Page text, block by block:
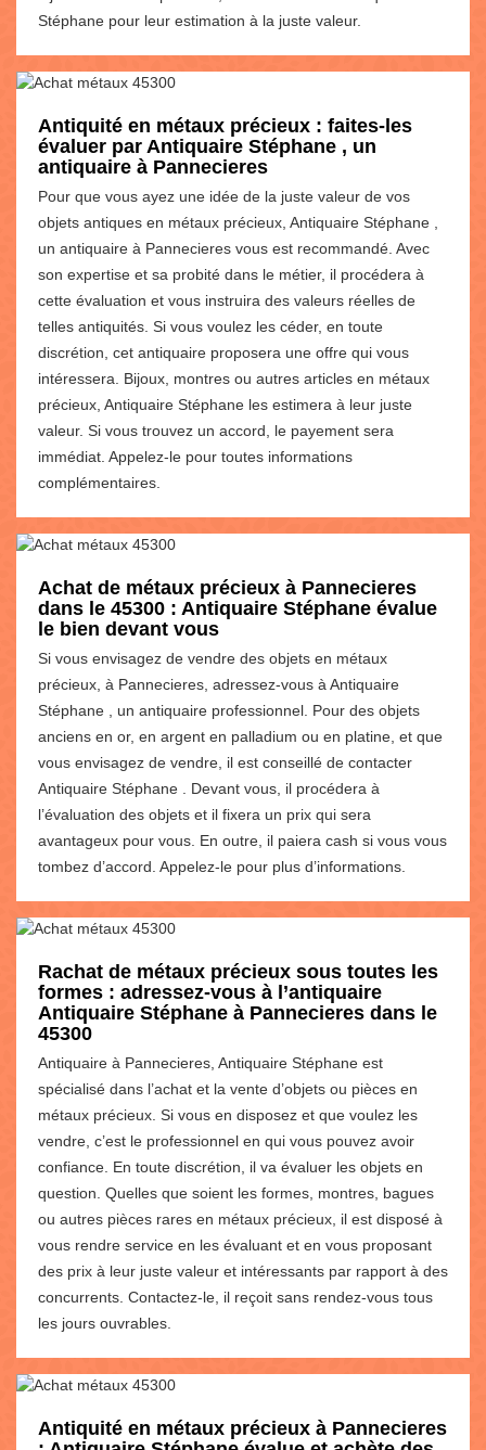
Stéphane pour leur estimation à la juste valeur.
Antiquité en métaux précieux : faites-les
évaluer par Antiquaire Stéphane , un
antiquaire à Pannecieres
Pour que vous ayez une idée de la juste valeur de vos
objets antiques en métaux précieux, Antiquaire Stéphane ,
un antiquaire à Pannecieres vous est recommandé. Avec
son expertise et sa probité dans le métier, il procédera à
cette évaluation et vous instruira des valeurs réelles de
telles antiquités. Si vous voulez les céder, en toute
discrétion, cet antiquaire proposera une offre qui vous
intéressera. Bijoux, montres ou autres articles en métaux
précieux, Antiquaire Stéphane les estimera à leur juste
valeur. Si vous trouvez un accord, le payement sera
immédiat. Appelez-le pour toutes informations
complémentaires.
Achat de métaux précieux à Pannecieres
dans le 45300 : Antiquaire Stéphane évalue
le bien devant vous
Si vous envisagez de vendre des objets en métaux
précieux, à Pannecieres, adressez-vous à Antiquaire
Stéphane , un antiquaire professionnel. Pour des objets
anciens en or, en argent en palladium ou en platine, et que
vous envisagez de vendre, il est conseillé de contacter
Antiquaire Stéphane . Devant vous, il procédera à
l’évaluation des objets et il fixera un prix qui sera
avantageux pour vous. En outre, il paiera cash si vous vous
tombez d’accord. Appelez-le pour plus d’informations.
Rachat de métaux précieux sous toutes les
formes : adressez-vous à l’antiquaire
Antiquaire Stéphane à Pannecieres dans le
45300
Antiquaire à Pannecieres, Antiquaire Stéphane est
spécialisé dans l’achat et la vente d’objets ou pièces en
métaux précieux. Si vous en disposez et que voulez les
vendre, c’est le professionnel en qui vous pouvez avoir
confiance. En toute discrétion, il va évaluer les objets en
question. Quelles que soient les formes, montres, bagues
ou autres pièces rares en métaux précieux, il est disposé à
vous rendre service en les évaluant et en vous proposant
des prix à leur juste valeur et intéressants par rapport à des
concurrents. Contactez-le, il reçoit sans rendez-vous tous
les jours ouvrables.
Antiquité en métaux précieux à Pannecieres